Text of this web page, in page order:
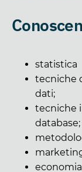
statistica
tecniche
dati;
tecniche
database;